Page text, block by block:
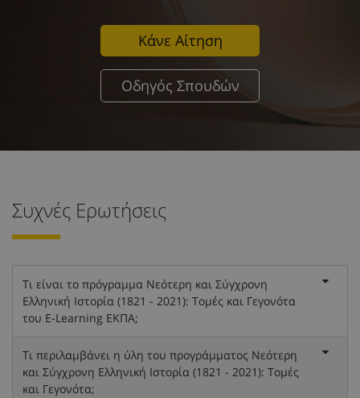
Κάνε Αίτηση
Οδηγός Σπουδών
Συχνές Ερωτήσεις
Τι είναι το πρόγραμμα Νεότερη και Σύγχρονη
Ελληνική Ιστορία (1821 - 2021): Τομές και Γεγονότα
του E-Learning ΕΚΠΑ;
Τι περιλαμβάνει η ύλη του προγράμματος Νεότερη
και Σύγχρονη Ελληνική Ιστορία (1821 - 2021): Τομές
και Γεγονότα;